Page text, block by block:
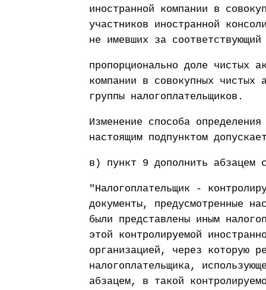
иностранной компании в
участников иностранной
не имевших за
пропорционально доле чистых
компании в совокупных чистых
группы налогоплательщиков.
Изменение способа
настоящим подпунктом
в) пункт 9 дополнить абзацем
"Налогоплательщик -
документы, предусмотренные
были представлены иным
этой контролируемой
организацией, через которую
налогоплательщика,
абзацем, в такой